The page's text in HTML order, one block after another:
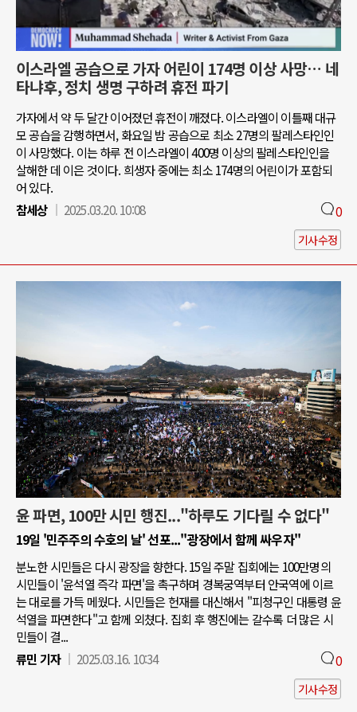
이스라엘 공습으로 가자 어린이 174명 이상 사망… 네
타냐후, 정치 생명 구하려 휴전 파기
가자에서 약 두 달간 이어졌던 휴전이 깨졌다. 이스라엘이 이틀째 대규
모 공습을 감행하면서, 화요일 밤 공습으로 최소 27명의 팔레스타인인
이 사망했다. 이는 하루 전 이스라엘이 400명 이상의 팔레스타인인을
살해한 데 이은 것이다. 희생자 중에는 최소 174명의 어린이가 포함되
어 있다.
참세상
2025.03.20. 10:08 0
기사수정
윤 파면, 100만 시민 행진..."하루도 기다릴 수 없다"
19일 '민주주의 수호의 날' 선포..."광장에서 함께 싸우자"
분노한 시민들은 다시 광장을 향한다. 15일 주말 집회에는 100만명의
시민들이 '윤석열 즉각 파면'을 촉구하며 경복궁역부터 안국역에 이르
는 대로를 가득 메웠다. 시민들은 헌재를 대신해서 "피청구인 대통령 윤
석열을 파면한다"고 함께 외쳤다. 집회 후 행진에는 갈수록 더 많은 시
민들이 결...
류민 기자
2025.03.16. 10:34 0
기사수정